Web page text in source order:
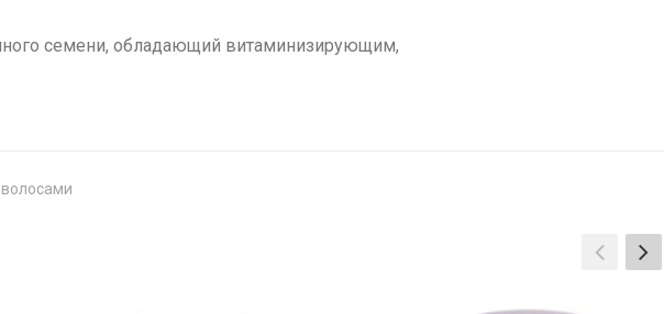
семени, обладающий витаминизирующим,